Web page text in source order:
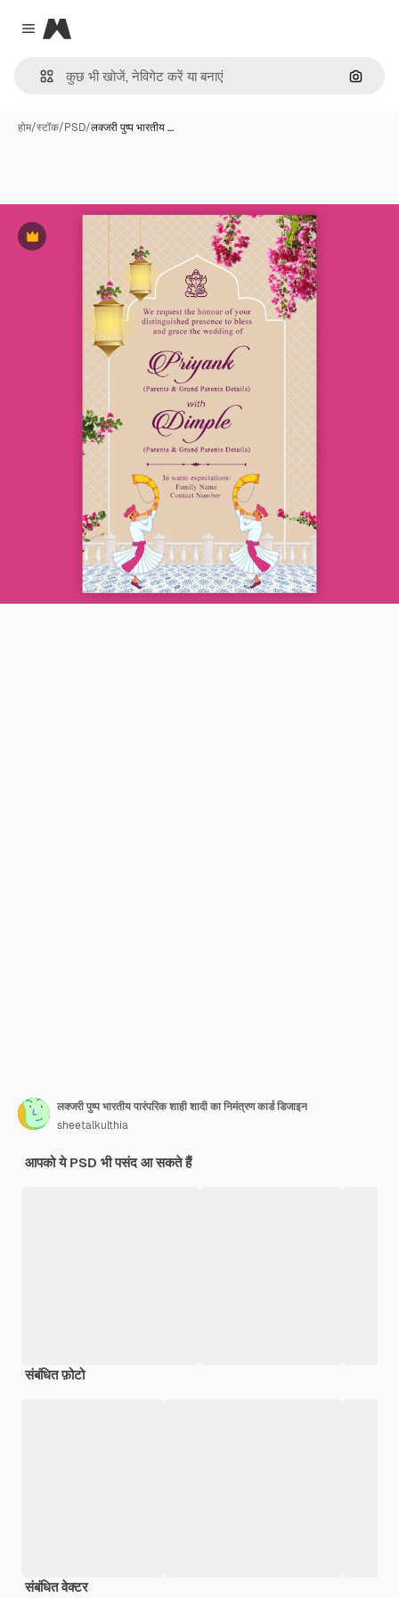
Close menu
Magnific
इमेज से
होम/स्टॉक/PSD/लक्जरी पुष्प भारतीय …
Premium
लक्जरी पुष्प भारतीय पारंपरिक शाही शादी का निमंत्रण कार्ड डिजाइन
sheetalkulthia
आपको ये PSD भी पसंद आ सकते हैं
संबंधित फ़ोटो
संबंधित वेक्टर